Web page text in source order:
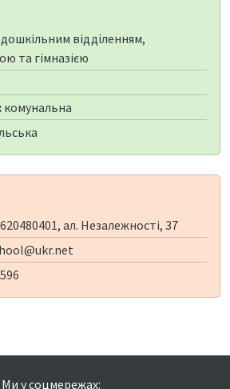
відділенням,
та гімназією
комунальна
ал. Незалежності, 37
Ми у соцмережах: